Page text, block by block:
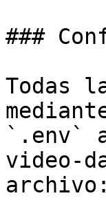
###
Todas
`.env`
video-
archivo: